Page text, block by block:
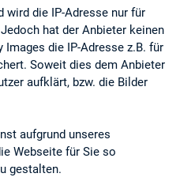
wird die IP-Adresse nur für
hat der Anbieter keinen
die IP-Adresse z.B. für
Soweit dies dem Anbieter
aufklärt, bzw. die Bilder
aufgrund unseres
Webseite für Sie so
gestalten.